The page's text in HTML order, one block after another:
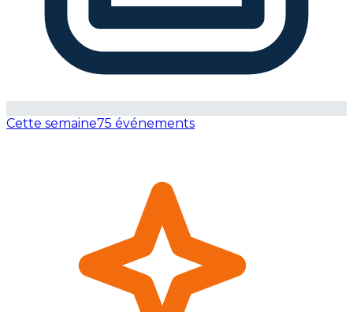
Cette semaine75 événements